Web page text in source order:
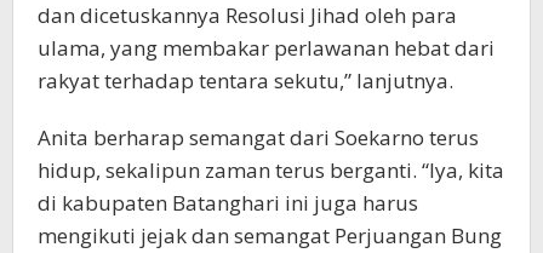
dan dicetuskannya Resolusi Jihad oleh para
ulama, yang membakar perlawanan hebat dari
rakyat terhadap tentara sekutu,” lanjutnya.
Anita berharap semangat dari Soekarno terus
hidup, sekalipun zaman terus berganti. “Iya, kita
di kabupaten Batanghari ini juga harus
mengikuti jejak dan semangat Perjuangan Bung